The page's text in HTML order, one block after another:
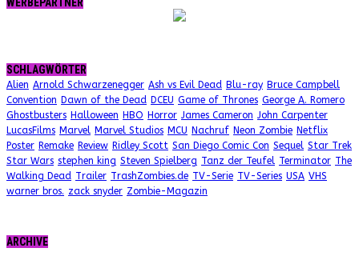
WERBEPARTNER
SCHLAGWÖRTER
Alien Arnold Schwarzenegger Ash vs Evil Dead Blu-ray Bruce Campbell
Convention Dawn of the Dead DCEU Game of Thrones George A. Romero
Ghostbusters Halloween HBO Horror James Cameron John Carpenter
LucasFilms Marvel Marvel Studios MCU Nachruf Neon Zombie Netflix
Poster Remake Review Ridley Scott San Diego Comic Con Sequel Star Trek
Star Wars stephen king Steven Spielberg Tanz der Teufel Terminator The
Walking Dead Trailer TrashZombies.de TV-Serie TV-Series USA VHS
warner bros. zack snyder Zombie-Magazin
ARCHIVE